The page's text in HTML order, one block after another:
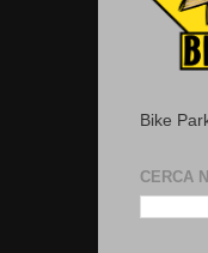
Bike
CERCA